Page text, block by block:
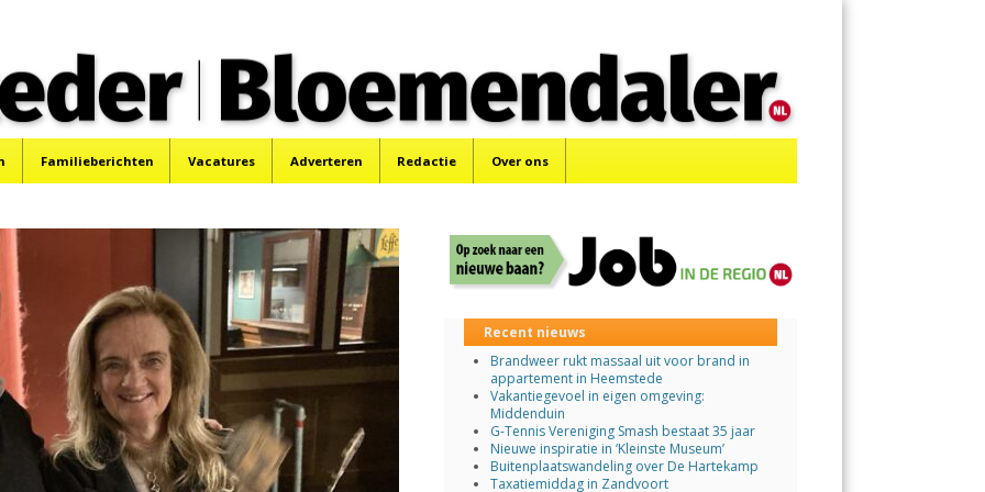
Familieberichten Vacatures Adverteren Redactie Over ons
Recent nieuws
Brandweer rukt massaal uit voor brand in
appartement in Heemstede
Vakantiegevoel in eigen omgeving:
Middenduin
G-Tennis Vereniging Smash bestaat 35 jaar
Nieuwe inspiratie in ‘Kleinste Museum’
Buitenplaatswandeling over De Hartekamp
Taxatiemiddag in Zandvoort